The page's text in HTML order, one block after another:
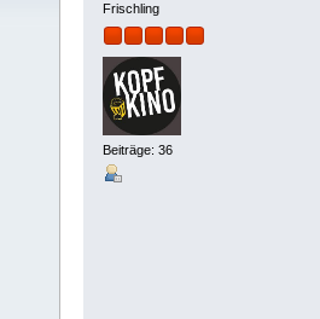
Frischling
Beiträge: 36